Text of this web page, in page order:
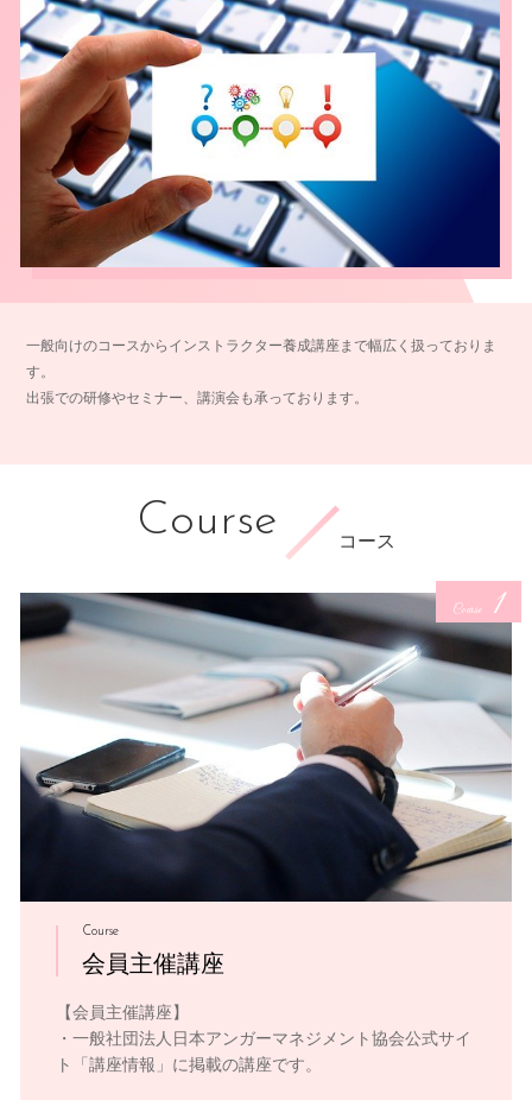
一般向けのコースからインストラクター養成講座まで幅広く扱っておりま
す。
出張での研修やセミナー、講演会も承っております。
Course コース
Course 1
Course
会員主催講座
【会員主催講座】
・一般社団法人日本アンガーマネジメント協会公式サイ
ト「講座情報」に掲載の講座です。